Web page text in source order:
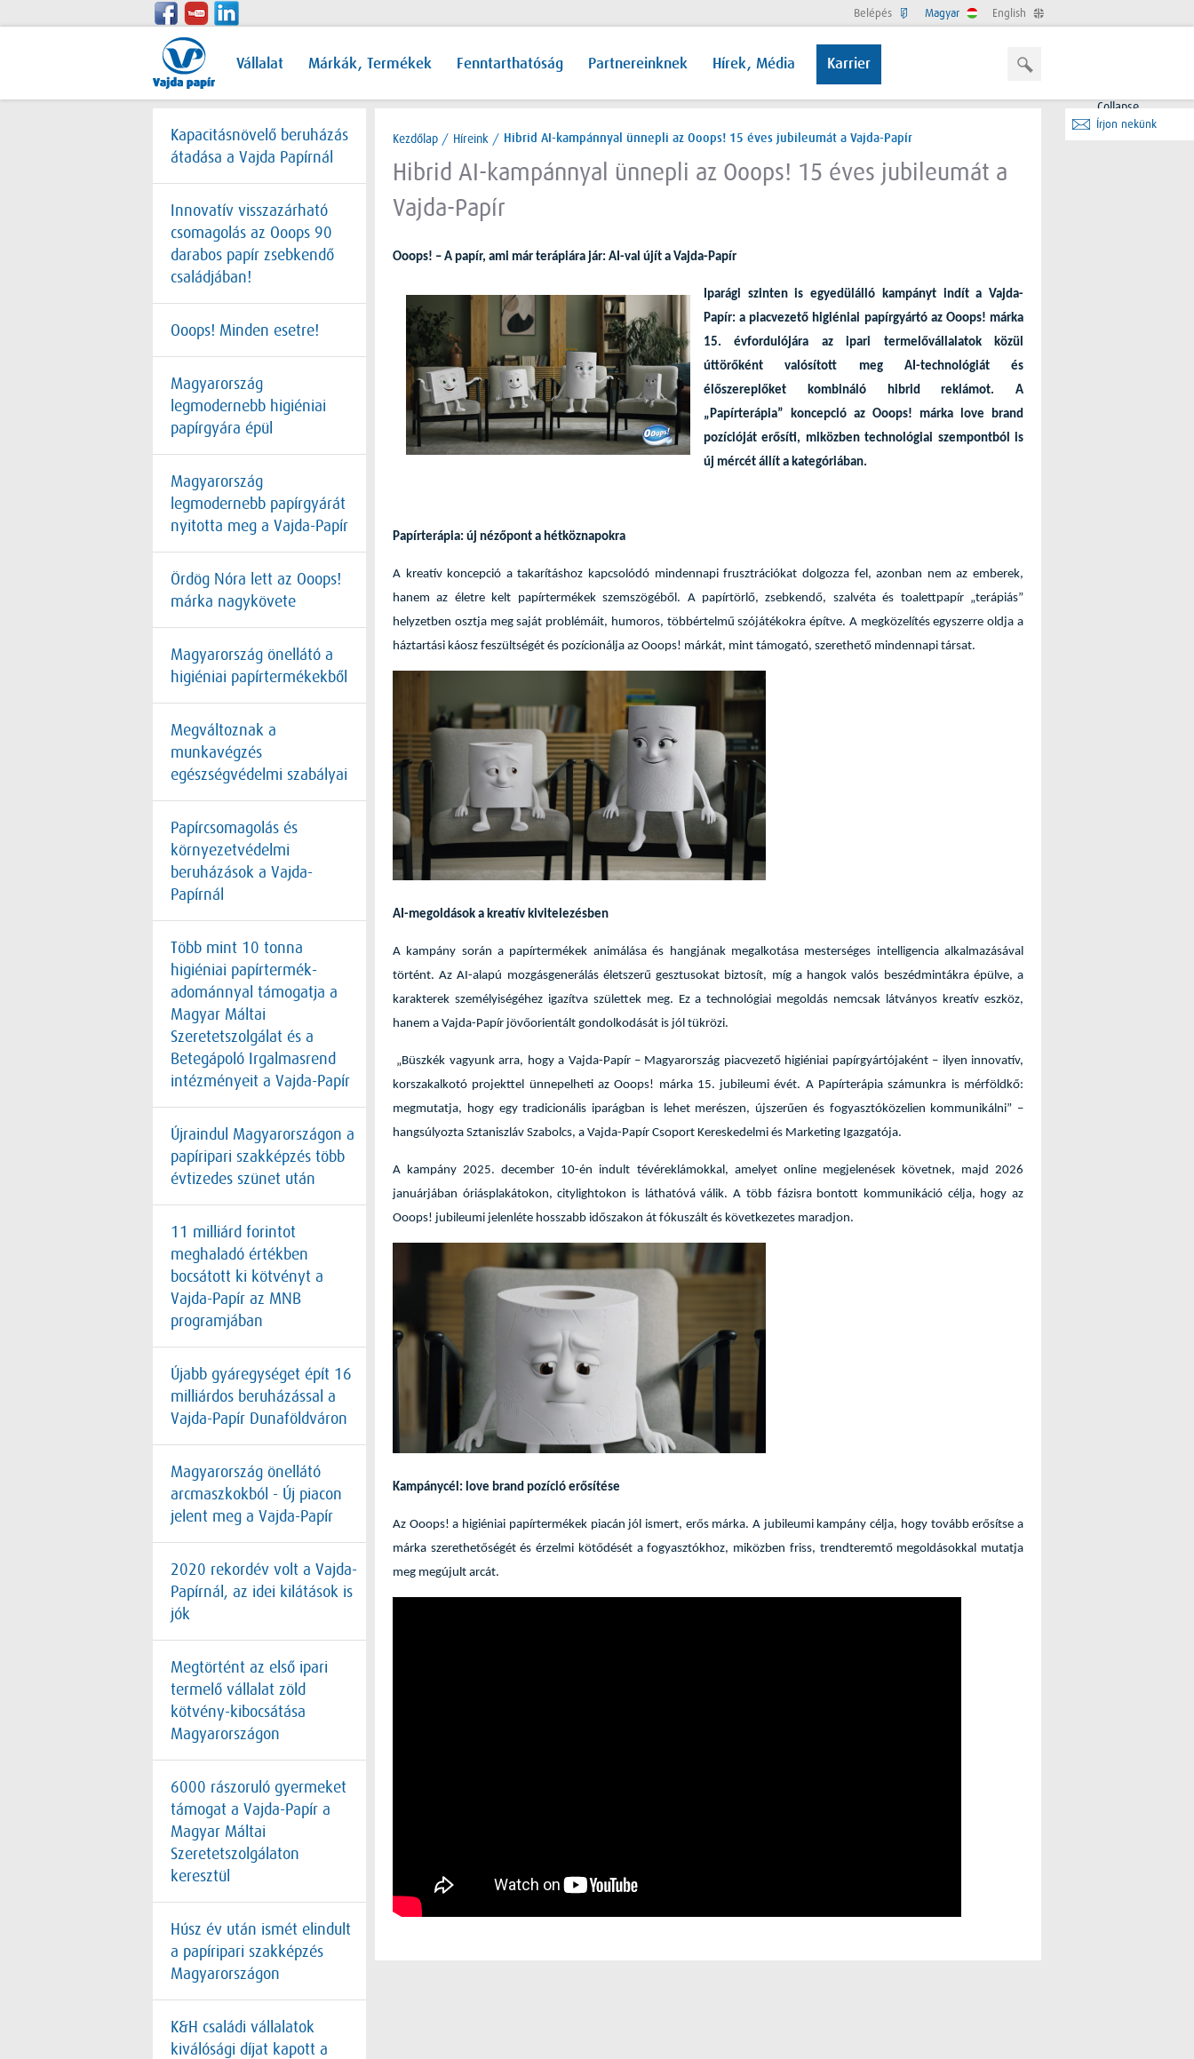
English
Magyar
Belépés
Vállalat Márkák, Termékek Fenntarthatóság Partnereinknek Hírek, Média Karrier
Kapacitásnövelő beruházás
átadása a Vajda Papírnál
Innovatív visszazárható
csomagolás az Ooops 90
darabos papír zsebkendő
családjában!
Ooops! Minden esetre!
Magyarország
legmodernebb higiéniai
papírgyára épül
Magyarország
legmodernebb papírgyárát
nyitotta meg a Vajda-Papír
Ördög Nóra lett az Ooops!
márka nagykövete
Magyarország önellátó a
higiéniai papírtermékekből
Megváltoznak a
munkavégzés
egészségvédelmi szabályai
Papírcsomagolás és
környezetvédelmi
beruházások a Vajda-
Papírnál
Több mint 10 tonna
higiéniai papírtermék-
adománnyal támogatja a
Magyar Máltai
Szeretetszolgálat és a
Betegápoló Irgalmasrend
intézményeit a Vajda-Papír
Újraindul Magyarországon a
papíripari szakképzés több
évtizedes szünet után
11 milliárd forintot
meghaladó értékben
bocsátott ki kötvényt a
Vajda-Papír az MNB
programjában
Újabb gyáregységet épít 16
milliárdos beruházással a
Vajda-Papír Dunaföldváron
Magyarország önellátó
arcmaszkokból - Új piacon
jelent meg a Vajda-Papír
2020 rekordév volt a Vajda-
Papírnál, az idei kilátások is
jók
Megtörtént az első ipari
termelő vállalat zöld
kötvény-kibocsátása
Magyarországon
6000 rászoruló gyermeket
támogat a Vajda-Papír a
Magyar Máltai
Szeretetszolgálaton
keresztül
Húsz év után ismét elindult
a papíripari szakképzés
Magyarországon
K&H családi vállalatok
kiválósági díjat kapott a
Kezdőlap / Híreink / Hibrid AI-kampánnyal ünnepli az Ooops! 15 éves jubileumát a Vajda-Papír
Hibrid AI-kampánnyal ünnepli az Ooops! 15 éves jubileumát a
Vajda-Papír
Ooops! – A papír, ami már terápiára jár: AI-val újít a Vajda-Papír
Iparági szinten is egyedülálló kampányt indíta Vajda-
Papír: a piacvezető higiéniai papírgyártó az Ooops! márka
15. évfordulójára az ipari termelővállalatok közül
úttörőként valósított meg AI-technológiát és
élőszereplőket kombináló hibrid reklámot. A
„Papírterápia” koncepció az Ooops! márka love brand
pozícióját erősíti, miközben technológiai szempontból is
új mércét állít a kategóriában.
Papírterápia: új nézőpont a hétköznapokra
A kreatív koncepció a takarításhoz kapcsolódó mindennapi frusztrációkat dolgozza fel, azonban nem az emberek,
hanem az életre kelt papírtermékek szemszögéből. A papírtörlő, zsebkendő, szalvéta és toalettpapír „terápiás”
helyzetben osztja meg saját problémáit, humoros, többértelmű szójátékokra építve. A megközelítés egyszerre oldja a
háztartási káosz feszültségét és pozícionálja az Ooops! márkát, mint támogató, szerethető mindennapi társat.
AI-megoldások a kreatív kivitelezésben
A kampány során a papírtermékek animálása és hangjának megalkotása mesterséges intelligencia alkalmazásával
történt. Az AI-alapú mozgásgenerálás életszerű gesztusokat biztosít, míg a hangok valós beszédmintákra épülve, a
karakterek személyiségéhez igazítva születtek meg. Ez a technológiai megoldás nemcsak látványos kreatív eszköz,
hanem a Vajda-Papír jövőorientált gondolkodását is jól tükrözi.
„Büszkék vagyunk arra, hogy a Vajda-Papír – Magyarország piacvezető higiéniai papírgyártójaként – ilyen innovatív,
korszakalkotó projekttel ünnepelheti az Ooops! márka 15. jubileumi évét. A Papírterápia számunkra is mérföldkő:
megmutatja, hogy egy tradicionális iparágban is lehet merészen, újszerűen és fogyasztóközelien kommunikálni” –
hangsúlyozta Sztaniszláv Szabolcs, a Vajda-Papír Csoport Kereskedelmi és Marketing Igazgatója.
A kampány 2025. december 10-én indult tévéreklámokkal, amelyet online megjelenések követnek, majd 2026
januárjában óriásplakátokon, citylightokon is láthatóvá válik. A több fázisra bontott kommunikáció célja, hogy az
Ooops! jubileumi jelenléte hosszabb időszakon át fókuszált és következetes maradjon.
Kampánycél: love brand pozíció erősítése
Az Ooops! a higiéniai papírtermékek piacán jól ismert, erős márka. A jubileumi kampány célja, hogy tovább erősítse a
márka szerethetőségét és érzelmi kötődését a fogyasztókhoz, miközben friss, trendteremtő megoldásokkal mutatja
meg megújult arcát.
Collapse
Írjon nekünk